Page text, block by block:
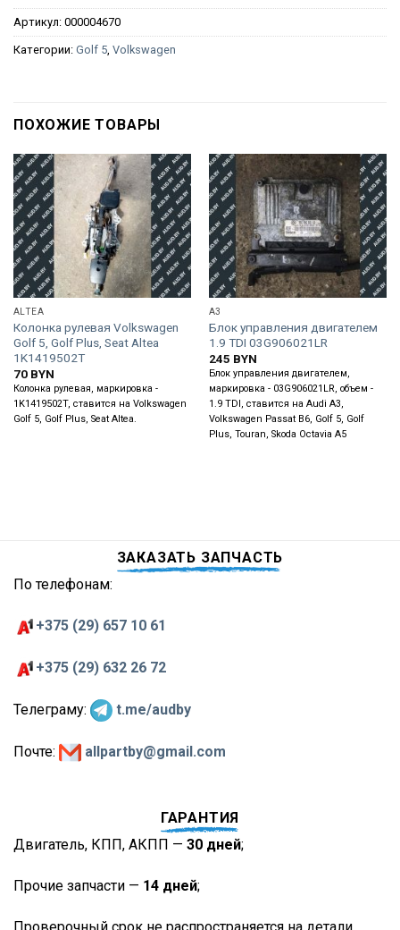
Артикул: 000004670
Категории: Golf 5, Volkswagen
ПОХОЖИЕ ТОВАРЫ
ALTEA
Колонка рулевая Volkswagen
Golf 5, Golf Plus, Seat Altea
1K1419502T
70 BYN
Колонка рулевая, маркировка -
1K1419502T, ставится на Volkswagen
Golf 5, Golf Plus, Seat Altea.
A3
Блок управления двигателем
1.9 TDI 03G906021LR
245 BYN
Блок управления двигателем,
маркировка - 03G906021LR, объем -
1.9 TDI, ставится на Audi A3,
Volkswagen Passat B6, Golf 5, Golf
Plus, Touran, Skoda Octavia A5
ЗАКАЗАТЬ ЗАПЧАСТЬ
По телефонам:
+375 (29) 657 10 61
+375 (29) 632 26 72
Телеграму: t.me/audby
Почте: allpartby@gmail.com
ГАРАНТИЯ
Двигатель, КПП, АКПП — 30 дней;
Прочие запчасти — 14 дней;
Проверочный срок не распространяется на детали